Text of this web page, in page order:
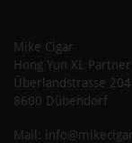
Mike Cigar
Hong Yun XL Partner
Überlandstrasse 204
8600 Dübendorf
Mail: